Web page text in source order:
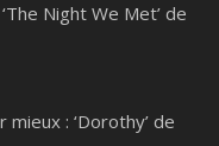
Night We Met’ de
: ‘Dorothy’ de